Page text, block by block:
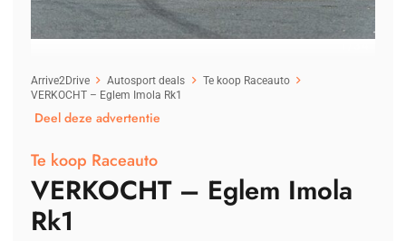
Arrive2Drive Autosport deals
Te koop Raceauto
VERKOCHT – Eglem Imola Rk1
Deel deze advertentie
Te koop Raceauto
VERKOCHT – Eglem Imola
Rk1